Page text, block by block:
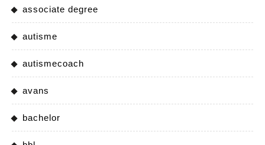
associate degree
autisme
autismecoach
avans
bachelor